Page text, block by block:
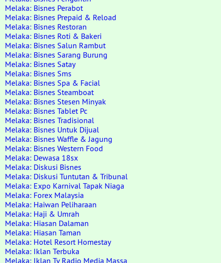
Melaka: Bisnes Perabot
Melaka: Bisnes Prepaid & Reload
Melaka: Bisnes Restoran
Melaka: Bisnes Roti & Bakeri
Melaka: Bisnes Salun Rambut
Melaka: Bisnes Sarang Burung
Melaka: Bisnes Satay
Melaka: Bisnes Sms
Melaka: Bisnes Spa & Facial
Melaka: Bisnes Steamboat
Melaka: Bisnes Stesen Minyak
Melaka: Bisnes Tablet Pc
Melaka: Bisnes Tradisional
Melaka: Bisnes Untuk Dijual
Melaka: Bisnes Waffle & Jagung
Melaka: Bisnes Western Food
Melaka: Dewasa 18sx
Melaka: Diskusi Bisnes
Melaka: Diskusi Tuntutan & Tribunal
Melaka: Expo Karnival Tapak Niaga
Melaka: Forex Malaysia
Melaka: Haiwan Peliharaan
Melaka: Haji & Umrah
Melaka: Hiasan Dalaman
Melaka: Hiasan Taman
Melaka: Hotel Resort Homestay
Melaka: Iklan Terbuka
Melaka: Iklan Tv Radio Media Massa